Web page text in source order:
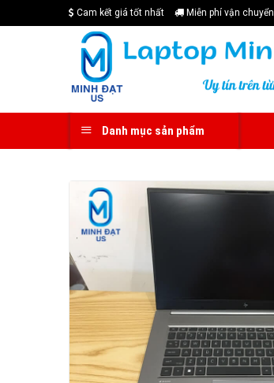
to
Cam kết giá tốt nhất Miễn phí vận chuyển
Danh mục sản phẩm